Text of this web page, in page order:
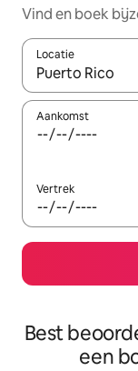
Vind en boek
Locatie
Wanneer er
Aankomst
Vertrek
Best
een